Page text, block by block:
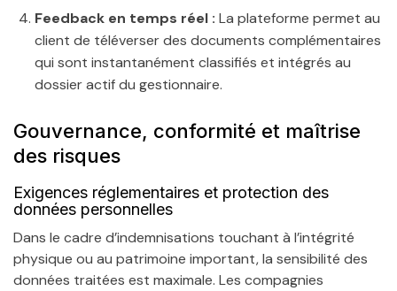
Feedback en temps réel : La plateforme permet au
client de téléverser des documents complémentaires
qui sont instantanément classifiés et intégrés au
dossier actif du gestionnaire.
Gouvernance, conformité et maîtrise
des risques
Exigences réglementaires et protection des
données personnelles
Dans le cadre d’indemnisations touchant à l’intégrité
physique ou au patrimoine important, la sensibilité des
données traitées est maximale. Les compagnies